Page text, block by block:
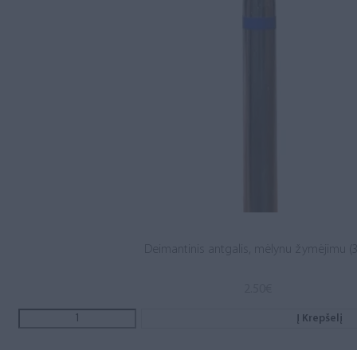
Deimantinis antgalis, mėlynu žymėjimu
Į Krepšelį